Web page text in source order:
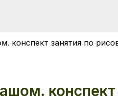
конспект занятия по